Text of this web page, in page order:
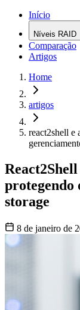
Início
Níveis RAID
Comparação
Artigos
Home
artigos
react2shell e
protegendo
storage
8 de janeiro de